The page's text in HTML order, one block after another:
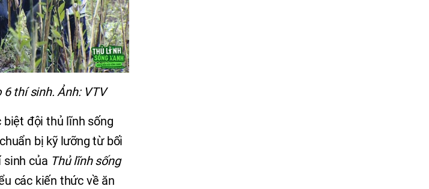
6 thí sinh. Ảnh: VTV
đội thủ lĩnh sống
bị kỹ lưỡng từ bối
sinh của Thủ lĩnh sống
các kiến thức về ăn